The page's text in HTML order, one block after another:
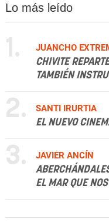
Lo más leído
1.
JUANCHO
CHIVITE
TAMBIÉN
2.
SANTI IRURTIA
EL NUEVO
3.
JAVIER ANCÍN
EL MAR QUE